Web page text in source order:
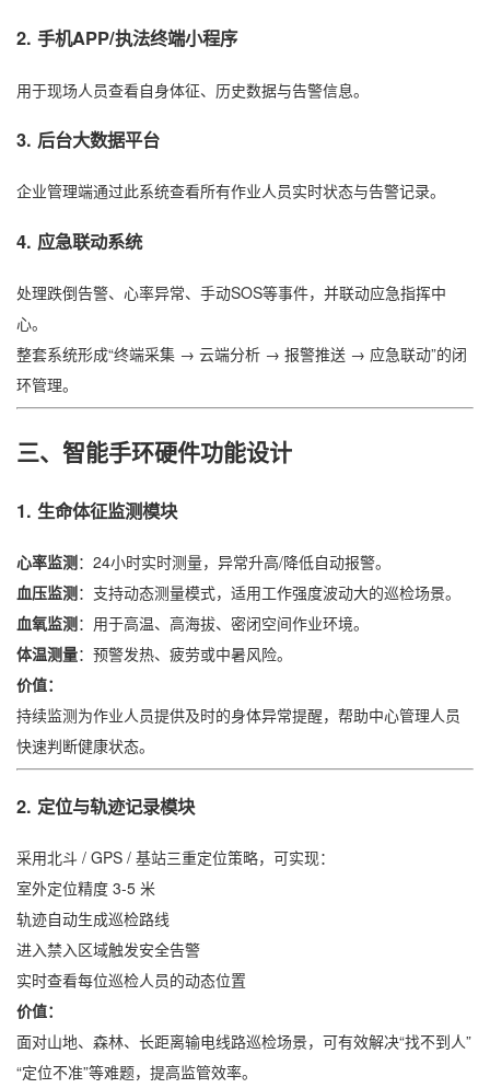
2. 手机APP/执法终端小程序
用于现场人员查看自身体征、历史数据与告警信息。
3. 后台大数据平台
企业管理端通过此系统查看所有作业人员实时状态与告警记录。
4. 应急联动系统
处理跌倒告警、心率异常、手动SOS等事件，并联动应急指挥中
心。
整套系统形成“终端采集 → 云端分析 → 报警推送 → 应急联动”的闭
环管理。
三、智能手环硬件功能设计
1. 生命体征监测模块
心率监测：24小时实时测量，异常升高/降低自动报警。
血压监测：支持动态测量模式，适用工作强度波动大的巡检场景。
血氧监测：用于高温、高海拔、密闭空间作业环境。
体温测量：预警发热、疲劳或中暑风险。
价值：
持续监测为作业人员提供及时的身体异常提醒，帮助中心管理人员
快速判断健康状态。
2. 定位与轨迹记录模块
采用北斗 / GPS / 基站三重定位策略，可实现：
室外定位精度 3-5 米
轨迹自动生成巡检路线
进入禁入区域触发安全告警
实时查看每位巡检人员的动态位置
价值：
面对山地、森林、长距离输电线路巡检场景，可有效解决“找不到人”
“定位不准”等难题，提高监管效率。